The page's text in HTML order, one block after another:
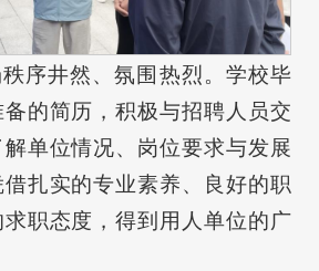
序井然、氛围热烈。学校毕
的简历，积极与招聘人员交
单位情况、岗位要求与发展
扎实的专业素养、良好的职
职态度，得到用人单位的广